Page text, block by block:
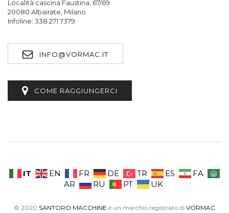
Località cascina Faustina, 67/69
20080 Albairate, Milano
Infoline: 338 271 7379
INFO@VORMAC.IT
COME RAGGIUNGERCI
IT EN FR DE TR ES
FA
AR
RU PT UK
© 2020 SANTORO MACCHINE è un marchio registrato di VORMAC